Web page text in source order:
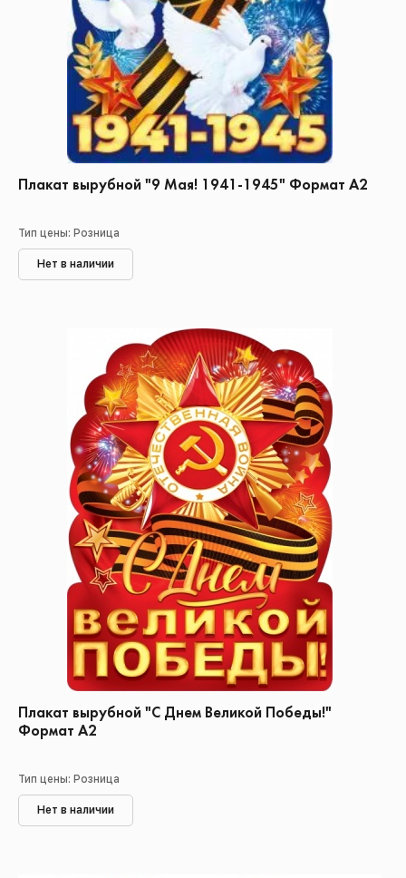
Плакат вырубной "9 Мая! 1941-1945" Формат А2
Тип цены: Розница
Нет в наличии
Плакат вырубной "С Днем Великой Победы!"
Формат А2
Тип цены: Розница
Нет в наличии